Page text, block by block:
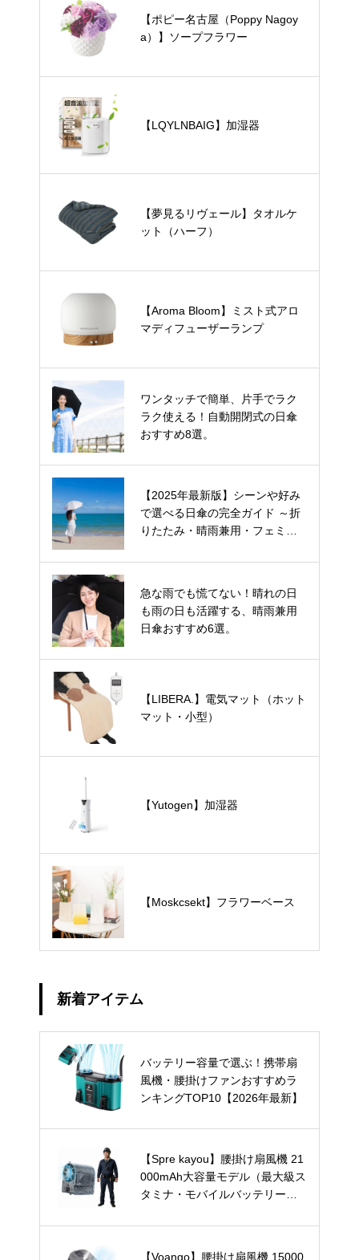
【ポピー名古屋（Poppy Nagoy
a）】ソープフラワー
【LQYLNBAIG】加湿器
【夢見るリヴェール】タオルケ
ット（ハーフ）
【Aroma Bloom】ミスト式アロ
マディフューザーランプ
ワンタッチで簡単、片手でラク
ラク使える！自動開閉式の日傘
おすすめ8選。
【2025年最新版】シーンや好み
で選べる日傘の完全ガイド ～折
りたたみ・晴雨兼用・フェミニ
量・メンズ・くすみカラーま
急な雨でも慌てない！晴れの日
も雨の日も活躍する、晴雨兼用
日傘おすすめ6選。
【LIBERA.】電気マット（ホット
マット・小型）
【Yutogen】加湿器
【Moskcsekt】フラワーベース
新着アイテム
バッテリー容量で選ぶ！携帯扇
風機・腰掛けファンおすすめラ
ンキングTOP10【2026年最新】
【Spre kayou】腰掛け扇風機 21
000mAh大容量モデル（最大級ス
タミナ・モバイルバッテリー兼
【Voango】腰掛け扇風機 15000